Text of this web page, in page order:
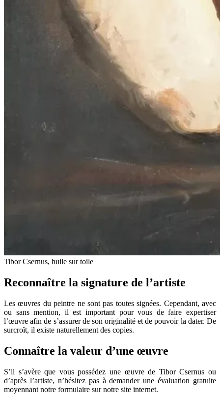
Tibor Csernus, huile sur toile
Reconnaître la signature de l’artiste
Les œuvres du peintre ne sont pas toutes signées. Cependant, avec
ou sans mention, il est important pour vous de faire expertiser
l’œuvre afin de s’assurer de son originalité et de pouvoir la dater. De
surcroît, il existe naturellement des copies.
Connaître la valeur d’une œuvre
S’il s’avère que vous possédez une œuvre de Tibor Csernus ou
d’après l’artiste, n’hésitez pas à demander une évaluation gratuite
moyennant notre formulaire sur notre site internet.